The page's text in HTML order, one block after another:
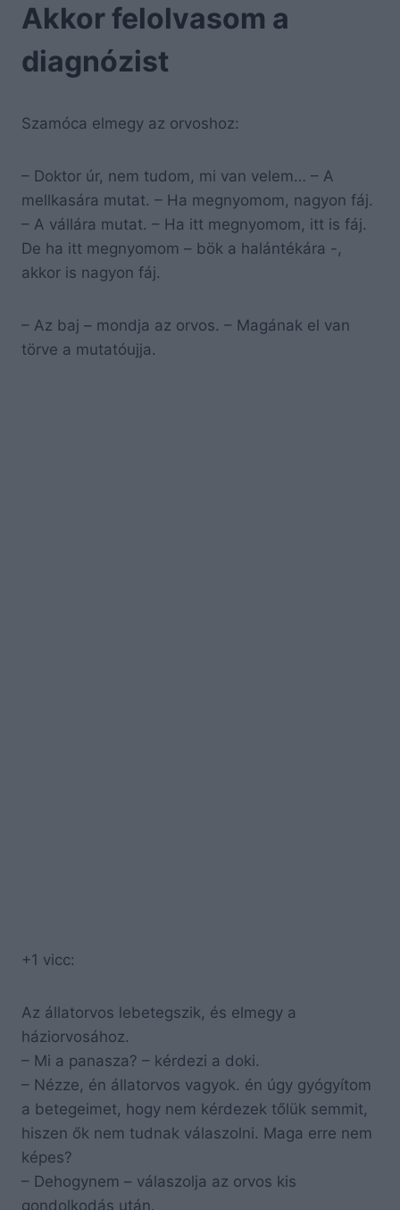
Akkor felolvasom a
diagnózist
Szamóca elmegy az orvoshoz:
– Doktor úr, nem tudom, mi van velem… – A
mellkasára mutat. – Ha megnyomom, nagyon fáj.
– A vállára mutat. – Ha itt megnyomom, itt is fáj.
De ha itt megnyomom – bök a halántékára -,
akkor is nagyon fáj.
– Az baj – mondja az orvos. – Magának el van
törve a mutatóujja.
+1 vicc:
Az állatorvos lebetegszik, és elmegy a
háziorvosához.
– Mi a panasza? – kérdezi a doki.
– Nézze, én állatorvos vagyok. én úgy gyógyítom
a betegeimet, hogy nem kérdezek tőlük semmit,
hiszen ők nem tudnak válaszolni. Maga erre nem
képes?
– Dehogynem – válaszolja az orvos kis
gondolkodás után.